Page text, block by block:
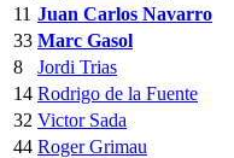
11 Juan Carlos Navarro
33 Marc Gasol
8
Jordi Trias
14 Rodrigo de la Fuente
32 Victor Sada
44 Roger Grimau